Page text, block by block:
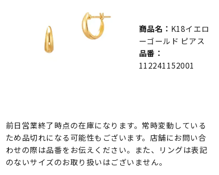
在庫ありのみ すべて表示
商品名： K18イエロ
ーゴールド ピアス
品番：
112241152001
前日営業終了時点の在庫になります。常時変動している
ため品切れになる可能性もございます。店舗にお問い合
わせの際は品番をお伝えください。また、リングは表記
のないサイズのお取り扱いはございません。